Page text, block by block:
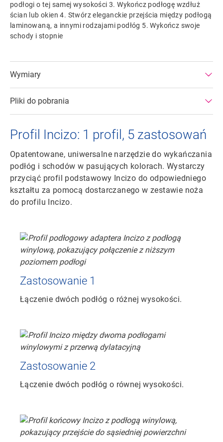
podłogi o tej samej wysokości 3. Wykończ podłogę wzdłuż
ścian lub okien 4. Stwórz eleganckie przejścia między podłogą
laminowaną, a innymi rodzajami podłóg 5. Wykończ swoje
schody i stopnie
Wymiary
Pliki do pobrania
Profil Incizo: 1 profil, 5 zastosowań
Opatentowane, uniwersalne narzędzie do wykańczania
podłóg i schodów w pasujących kolorach. Wystarczy
przyciąć profil podstawowy Incizo do odpowiedniego
kształtu za pomocą dostarczanego w zestawie noża
do profilu Incizo.
Zastosowanie 1
Łączenie dwóch podłóg o różnej wysokości.
Zastosowanie 2
Łączenie dwóch podłóg o równej wysokości.